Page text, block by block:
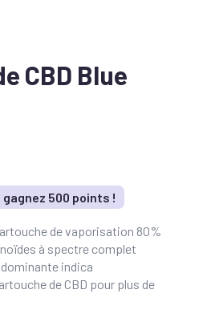
CBD Blue
500 points !
de vaporisation 80%
à spectre complet
indica
de CBD pour plus de